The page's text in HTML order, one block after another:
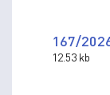
167/
12.53 kb